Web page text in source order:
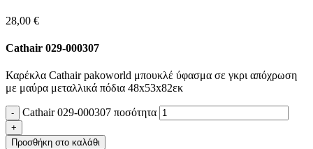
28,00 €
Cathair 029-000307
Καρέκλα Cathair pakoworld μπουκλέ ύφασμα σε γκρι απόχρωση
με μαύρα μεταλλικά πόδια 48x53x82εκ
Cathair 029-000307 ποσότητα
Προσθήκη στο καλάθι